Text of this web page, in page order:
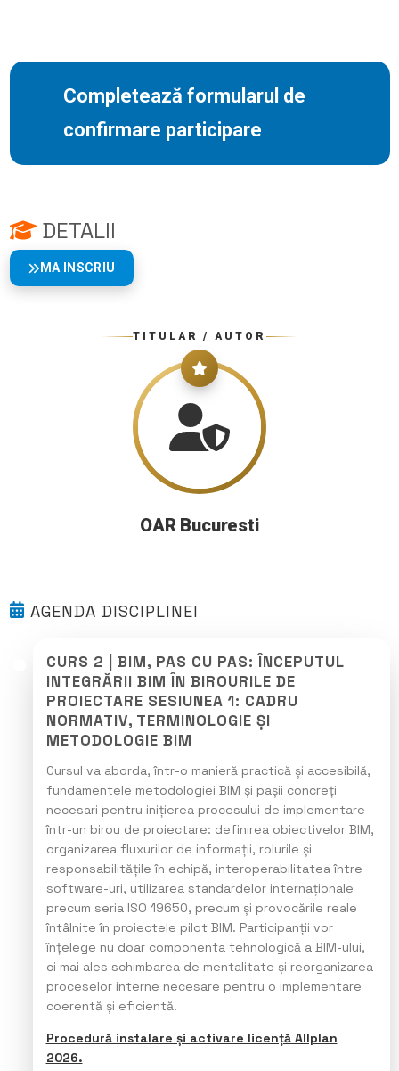
Completează formularul de
confirmare participare
DETALII
MA INSCRIU
TITULAR / AUTOR
OAR Bucuresti
AGENDA DISCIPLINEI
CURS 2 | BIM, PAS CU PAS: ÎNCEPUTUL
INTEGRĂRII BIM ÎN BIROURILE DE
PROIECTARE SESIUNEA 1: CADRU
NORMATIV, TERMINOLOGIE ȘI
METODOLOGIE BIM
Cursul va aborda, într-o manieră practică și accesibilă,
fundamentele metodologiei BIM și pașii concreți
necesari pentru inițierea procesului de implementare
într-un birou de proiectare: definirea obiectivelor BIM,
organizarea fluxurilor de informații, rolurile și
responsabilitățile în echipă, interoperabilitatea între
software-uri, utilizarea standardelor internaționale
precum seria ISO 19650, precum și provocările reale
întâlnite în proiectele pilot BIM. Participanții vor
înțelege nu doar componenta tehnologică a BIM-ului,
ci mai ales schimbarea de mentalitate și reorganizarea
proceselor interne necesare pentru o implementare
coerentă și eficientă.
Procedură instalare și activare licență Allplan
2026.